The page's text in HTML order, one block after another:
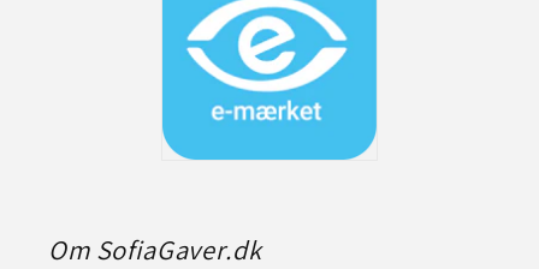
Om SofiaGaver.dk